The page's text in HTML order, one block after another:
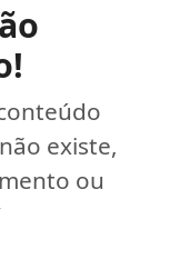
existe,
ou